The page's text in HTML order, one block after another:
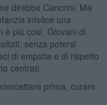
direbbe Cancrini. Ma
infelice una
è più così. Giovani di
senza potersi
di empatia e di rispetto
centrati.
prima, curare